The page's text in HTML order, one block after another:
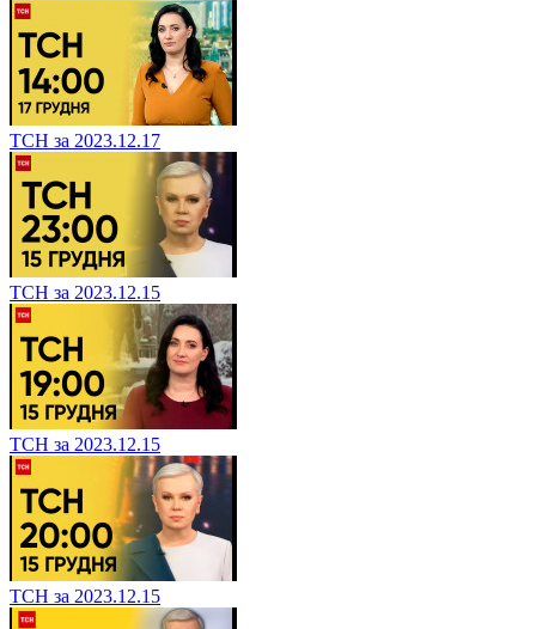
ТСН за 2023.12.17
ТСН за 2023.12.15
ТСН за 2023.12.15
ТСН за 2023.12.15